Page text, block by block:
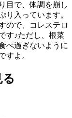
目で、体調を崩し
り入っています。
ので、コレステロ
す♪ただし、根菜
べ過ぎないように
すよ。